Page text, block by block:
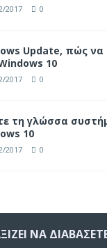
2017 0
Update, πώς να
10
2017 0
τη γλώσσα
10
2017 0
ΝΑ